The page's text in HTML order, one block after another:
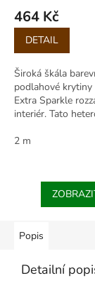
464 Kč
Měrná
cena:
DETAIL
Široká škála
podlahové
Extra Sparkle
interiér. Tato
nejvyšším stupněm
2 m
Popis
Detailní